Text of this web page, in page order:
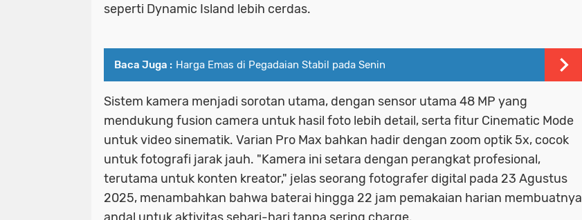
seperti Dynamic Island lebih cerdas.
Baca Juga : Harga Emas di Pegadaian Stabil pada Senin
Sistem kamera menjadi sorotan utama, dengan sensor utama 48 MP yang
mendukung fusion camera untuk hasil foto lebih detail, serta fitur Cinematic Mode
untuk video sinematik. Varian Pro Max bahkan hadir dengan zoom optik 5x, cocok
untuk fotografi jarak jauh. "Kamera ini setara dengan perangkat profesional,
terutama untuk konten kreator," jelas seorang fotografer digital pada 23 Agustus
2025, menambahkan bahwa baterai hingga 22 jam pemakaian harian membuatnya
andal untuk aktivitas sehari-hari tanpa sering charge.